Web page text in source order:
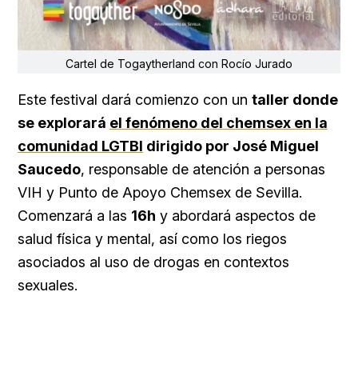
Cartel de Togaytherland con Rocío Jurado
Este festival dará comienzo con un taller donde
se explorará el fenómeno del chemsex en la
comunidad LGTBI dirigido por José Miguel
Saucedo, responsable de atención a personas
VIH y Punto de Apoyo Chemsex de Sevilla.
Comenzará a las 16h y abordará aspectos de
salud física y mental, así como los riegos
asociados al uso de drogas en contextos
sexuales.